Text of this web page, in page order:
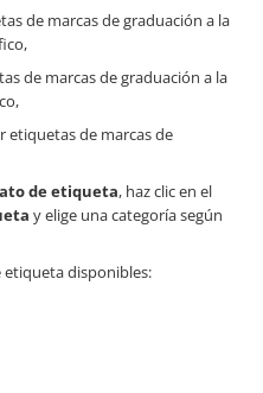
de marcas de graduación a la
de marcas de graduación a la
etiquetas de marcas de
de etiqueta, haz clic en el
y elige una categoría según
disponibles: